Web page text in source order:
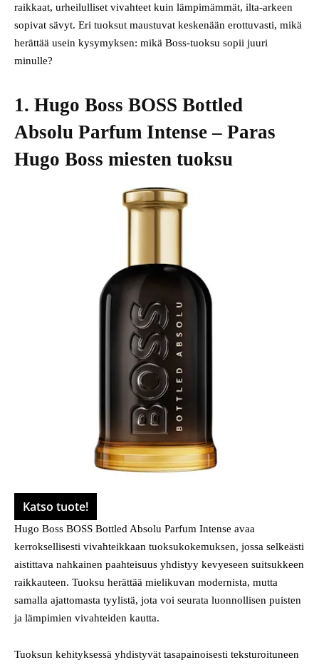
raikkaat, urheilulliset vivahteet kuin lämpimämmät, ilta-arkeen
sopivat sävyt. Eri tuoksut maustuvat keskenään erottuvasti, mikä
herättää usein kysymyksen: mikä Boss-tuoksu sopii juuri
minulle?
1. Hugo Boss BOSS Bottled
Absolu Parfum Intense – Paras
Hugo Boss miesten tuoksu
Katso tuote!
Hugo Boss BOSS Bottled Absolu Parfum Intense avaa
kerroksellisesti vivahteikkaan tuoksukokemuksen, jossa selkeästi
aistittava nahkainen paahteisuus yhdistyy kevyeseen suitsukkeen
raikkauteen. Tuoksu herättää mielikuvan modernista, mutta
samalla ajattomasta tyylistä, jota voi seurata luonnollisen puisten
ja lämpimien vivahteiden kautta.
Tuoksun kehityksessä yhdistyvät tasapainoisesti teksturoituneen